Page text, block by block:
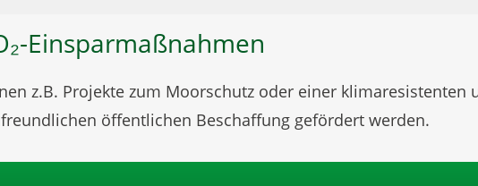
Einsparmaßnahmen
z.B. Projekte zum Moorschutz oder einer klimaresistenten
öffentlichen Beschaffung gefördert werden.